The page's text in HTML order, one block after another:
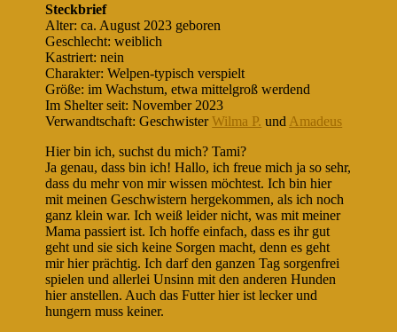
Steckbrief
Alter: ca. August 2023 geboren
Geschlecht: weiblich
Kastriert: nein
Charakter: Welpen-typisch verspielt
Größe: im Wachstum, etwa mittelgroß werdend
Im Shelter seit: November 2023
Verwandtschaft: GeschwisterWilma P. und Amadeus
Hier bin ich, suchst du mich? Tami?
Ja genau, dass bin ich! Hallo, ich freue mich ja so sehr,
dass du mehr von mir wissen möchtest. Ich bin hier
mit meinen Geschwistern hergekommen, als ich noch
ganz klein war. Ich weiß leider nicht, was mit meiner
Mama passiert ist. Ich hoffe einfach, dass es ihr gut
geht und sie sich keine Sorgen macht, denn es geht
mir hier prächtig. Ich darf den ganzen Tag sorgenfrei
spielen und allerlei Unsinn mit den anderen Hunden
hier anstellen. Auch das Futter hier ist lecker und
hungern muss keiner.